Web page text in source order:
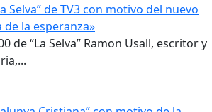
Selva” de TV3 con motivo del nuevo
la esperanza»
de “La Selva” Ramon Usall, escritor y